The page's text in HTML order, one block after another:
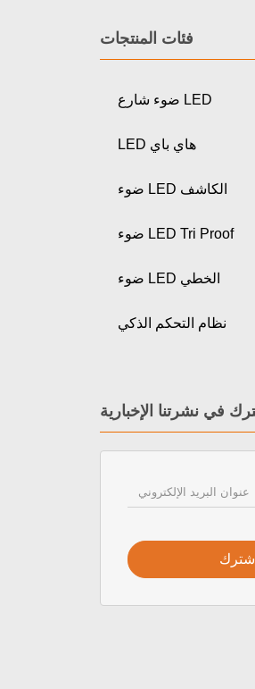
فئات المنتجات
ضوء شارع LED
LED هاي باي
ضوء LED الكاشف
ضوء LED Tri Proof
ضوء LED الخطي
نظام التحكم الذكي
في نشرتنا الإخبارية
اشترك